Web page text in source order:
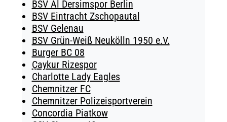
BSV Al Dersimspor Berlin
BSV Eintracht Zschopautal
BSV Gelenau
BSV Grün-Weiß Neukölln 1950 e.V.
Burger BC 08
Çaykur Rizespor
Charlotte Lady Eagles
Chemnitzer FC
Chemnitzer Polizeisportverein
Concordia Piatkow